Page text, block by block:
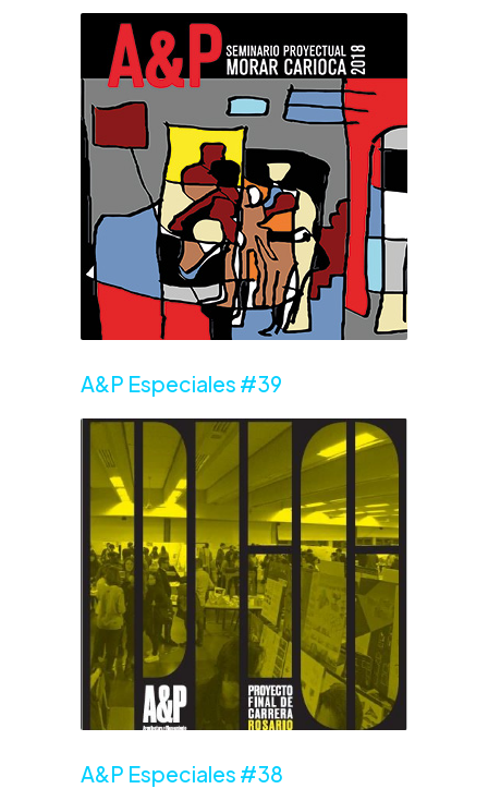
A&P Especiales #39
A&P Especiales #38